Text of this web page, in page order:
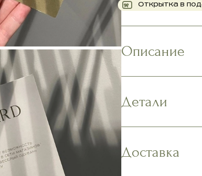
Открытка в
Описание
Детали
Доставка